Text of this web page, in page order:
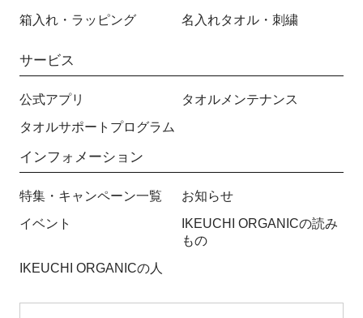
箱入れ・ラッピング 名入れタオル・刺繍
サービス
公式アプリ タオルメンテナンス
タオルサポートプログラム
インフォメーション
特集・キャンペーン一覧 お知らせ
イベント
IKEUCHI ORGANICの読み
もの
IKEUCHI ORGANICの人